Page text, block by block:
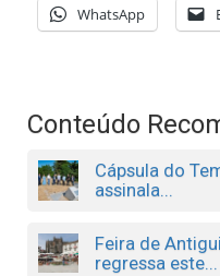
WhatsApp
Conteúdo
Cápsula do
assinala...
Feira de
regressa este...